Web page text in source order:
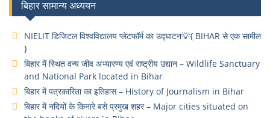
बिहार सामान्य अध्ययन
NIELIT डिजिटल विश्वविद्यालय प्लेटफॉर्म का उद्घाटन💡{ BIHAR से एक सामील
}
बिहार में स्थित वन्य जीव अभ्यारण्य एवं राष्ट्रीय उद्यान – Wildlife Sanctuary
and National Park located in Bihar
बिहार में पत्रकारिता का इतिहास – History of Journalism in Bihar
बिहार में नदियों के किनारे बसे प्रमुख शहर – Major cities situated on